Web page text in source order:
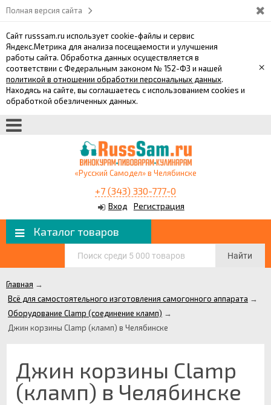
Полная версия сайта
Сайт russsam.ru использует cookie-файлы и сервис
Яндекс.Метрика для анализа посещаемости и улучшения
работы сайта. Обработка данных осуществляется в
соответствии с Федеральным законом № 152-ФЗ и нашей
политикой в отношении обработки персональных данных.
Находясь на сайте, вы соглашаетесь с использованием cookies и
обработкой обезличенных данных.
×
«Русский Самодел» в Челябинске
+7 (343) 330-777-0
Вход Регистрация
Каталог товаров
Найти
Главная →
Всё для самостоятельного изготовления самогонного аппарата →
Оборудование Clamp (соединение кламп) →
Джин корзины Clamp (кламп) в Челябинске
Джин корзины Clamp
(кламп) в Челябинске